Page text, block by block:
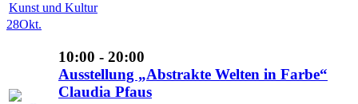
Kunst und Kultur
28Okt.
10:00 - 20:00
Ausstellung „Abstrakte Welten in Farbe“
Claudia Pfaus